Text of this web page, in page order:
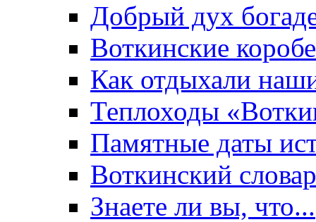
Добрый дух
Воткинские
Как отдыхали
Теплоходы
Памятные даты
Воткинский
Знаете ли вы, что...